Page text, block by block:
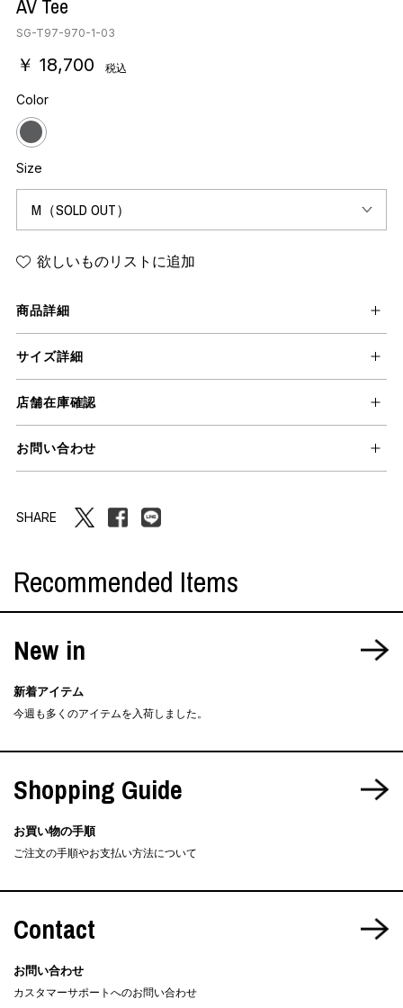
AV Tee
SG-T97-970-1-03
￥ 18,700 税込
Color
Size
欲しいものリストに追加
商品詳細
サイズ詳細
店舗在庫確認
お問い合わせ
SHARE
Recommended Items
New in
新着アイテム
今週も多くのアイテムを入荷しました。
Shopping Guide
お買い物の手順
ご注文の手順やお支払い方法について
Contact
お問い合わせ
カスタマーサポートへのお問い合わせ